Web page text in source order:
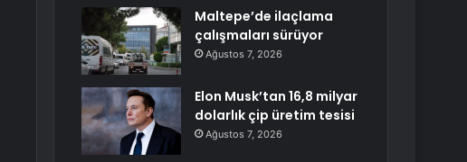
Maltepe’de ilaçlama
çalışmaları sürüyor
Ağustos 7, 2026
Elon Musk’tan 16,8 milyar
dolarlık çip üretim tesisi
Ağustos 7, 2026